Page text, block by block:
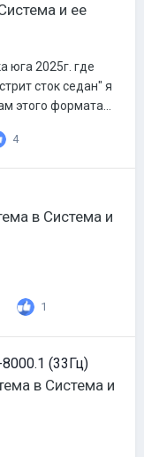
и ее
юга 2025г. где
сток седан" я
этого формата...
4
в Система и
1
(33Гц)
в Система и